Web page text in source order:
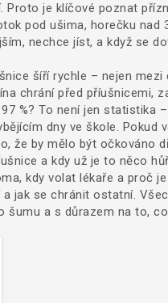
je klíčové poznat
pod ušima, horečku nad
nechce jíst, a když se
šíří rychle – nejen
chrání před příušnicemi,
%? To není jen statistika
dny ve škole. Pokud
že by mělo být očkováno
a kdy už je to něco
kdy volat lékaře a proč
jak se chránit ostatní.
a s důrazem na to,